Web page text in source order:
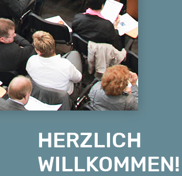
HERZLICH
WILLKOMMEN!